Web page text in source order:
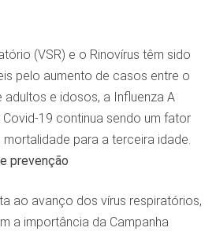
(VSR) e o Rinovírus têm sido
pelo aumento de casos entre o
adultos e idosos, a Influenza A
19 continua sendo um fator
para a terceira idade.
prevenção
ao avanço dos vírus respiratórios,
a importância da Campanha